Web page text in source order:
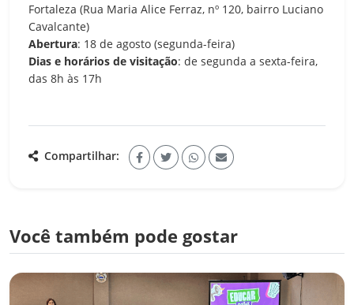
Fortaleza (Rua Maria Alice Ferraz, nº 120, bairro Luciano
Cavalcante)
Abertura: 18 de agosto (segunda-feira)
Dias e horários de visitação: de segunda a sexta-feira,
das 8h às 17h
Compartilhar:
Você também pode gostar